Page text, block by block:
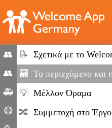
👥
Home
👥
Μετανάστευση
και
Μετανάστευσης
🚑
Καταστάσεις
έκτακτης
😷
📝
🏧
💡 Μέλλον Όραμα
🔀 Συμμετοχή στο Έργο